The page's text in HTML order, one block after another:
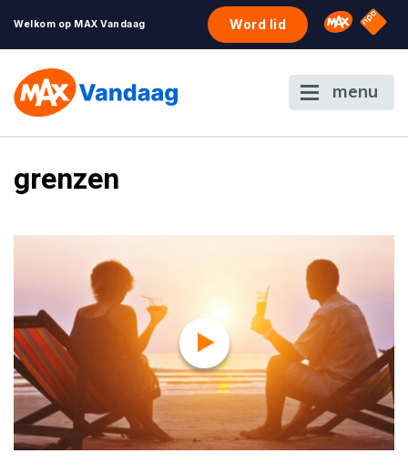
Welkom op MAX Vandaag Word lid Omroep
NPO
menu
grenzen